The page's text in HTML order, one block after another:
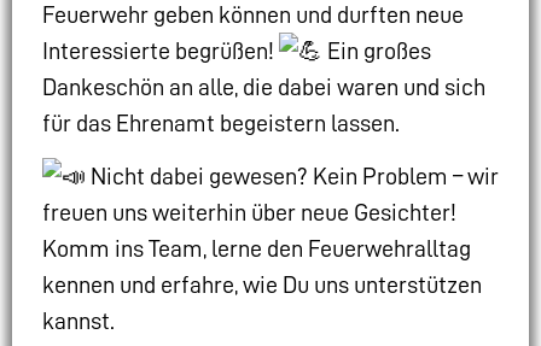
Feuerwehr geben können und durften neue
Interessierte begrüßen!
Ein großes
Dankeschön an alle, die dabei waren und sich
für das Ehrenamt begeistern lassen.
Nicht dabei gewesen? Kein Problem – wir
freuen uns weiterhin über neue Gesichter!
Komm ins Team, lerne den Feuerwehralltag
kennen und erfahre, wie Du uns unterstützen
kannst.